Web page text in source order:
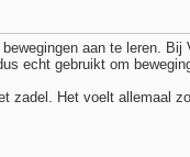
aan te leren.
echt gebruikt om
zadel. Het voelt allemaal